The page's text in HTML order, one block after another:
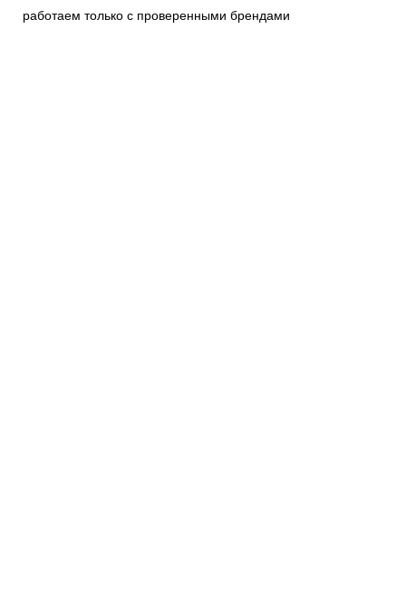
работаем только с проверенными брендами